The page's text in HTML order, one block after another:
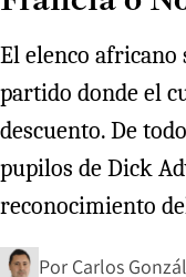
El elenco africano
partido donde el
descuento. De
pupilos de Dick
reconocimiento
Por Carlos